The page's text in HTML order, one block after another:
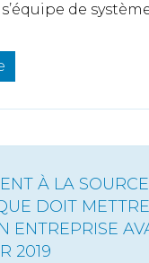
de
À LA
DOIT
ENTREPRISE
2019